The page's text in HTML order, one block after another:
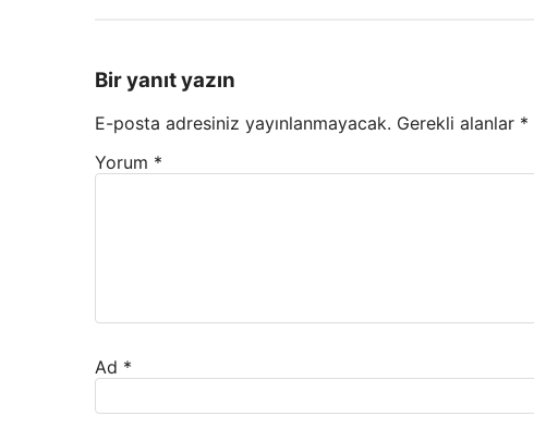
Bir yanıt yazın
E-posta adresiniz yayınlanmayacak. Gerekli alanlar *
Yorum *
Ad *